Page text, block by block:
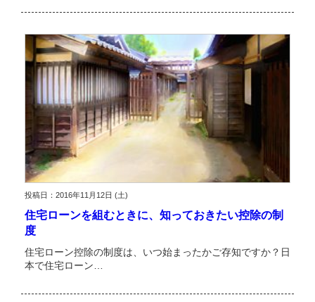
投稿日：2016年11月12日 (土)
住宅ローンを組むときに、知っておきたい控除の制
度
住宅ローン控除の制度は、いつ始まったかご存知ですか？日
本で住宅ローン…